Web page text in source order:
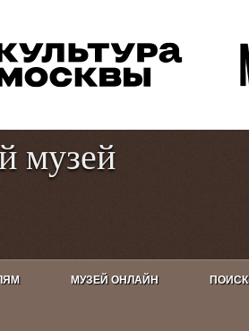
содержанию
contrast
музей
МУЗЕЙ ОНЛАЙН ПОИСК